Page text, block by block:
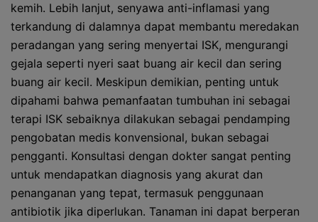
kemih. Lebih lanjut, senyawa anti-inflamasi yang
terkandung di dalamnya dapat membantu meredakan
peradangan yang sering menyertai ISK, mengurangi
gejala seperti nyeri saat buang air kecil dan sering
buang air kecil. Meskipun demikian, penting untuk
dipahami bahwa pemanfaatan tumbuhan ini sebagai
terapi ISK sebaiknya dilakukan sebagai pendamping
pengobatan medis konvensional, bukan sebagai
pengganti. Konsultasi dengan dokter sangat penting
untuk mendapatkan diagnosis yang akurat dan
penanganan yang tepat, termasuk penggunaan
antibiotik jika diperlukan. Tanaman ini dapat berperan